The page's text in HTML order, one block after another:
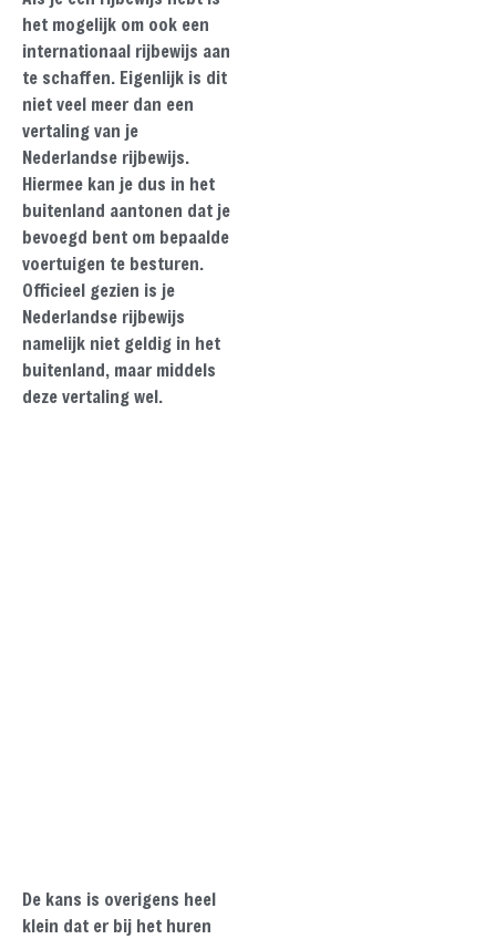
het mogelijk om ook een
internationaal rijbewijs aan
te schaffen. Eigenlijk is dit
niet veel meer dan een
vertaling van je
Nederlandse rijbewijs.
Hiermee kan je dus in het
buitenland aantonen dat je
bevoegd bent om bepaalde
voertuigen te besturen.
Officieel gezien is je
Nederlandse rijbewijs
namelijk niet geldig in het
buitenland, maar middels
deze vertaling wel.
De kans is overigens heel
klein dat er bij het huren